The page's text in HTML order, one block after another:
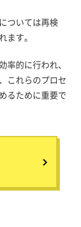
ついては再検
ます。
的に行われ、
これらのプロセ
るために重要で